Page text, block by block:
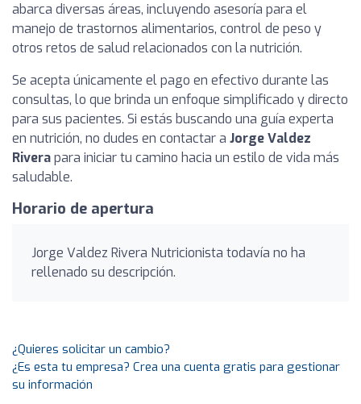
abarca diversas áreas, incluyendo asesoría para el
manejo de trastornos alimentarios, control de peso y
otros retos de salud relacionados con la nutrición.
Se acepta únicamente el pago en efectivo durante las
consultas, lo que brinda un enfoque simplificado y directo
para sus pacientes. Si estás buscando una guía experta
en nutrición, no dudes en contactar a Jorge Valdez
Riverapara iniciar tu camino hacia un estilo de vida más
saludable.
Horario de apertura
Jorge Valdez Rivera Nutricionista todavía no ha
rellenado su descripción.
¿Quieres solicitar un cambio?
¿Es esta tu empresa? Crea una cuenta gratis para gestionar
su información